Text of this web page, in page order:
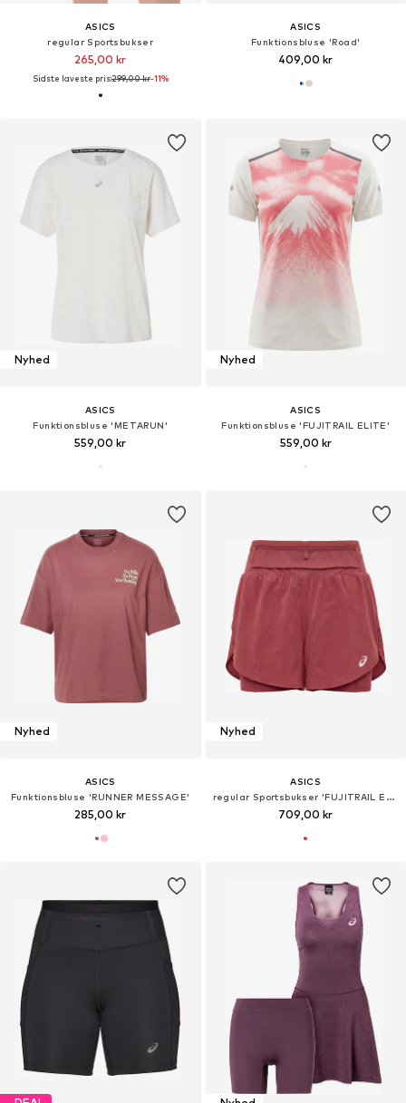
ASICS
regular Sportsbukser
265,00 kr
Sidste laveste pris:299,00 kr-11%
ASICS
Funktionsbluse 'Road'
409,00 kr
Nyhed
ASICS
Funktionsbluse 'METARUN'
559,00 kr
Nyhed
ASICS
Funktionsbluse 'FUJITRAIL ELITE'
559,00 kr
Nyhed
ASICS
Funktionsbluse 'RUNNER MESSAGE'
285,00 kr
Nyhed
ASICS
regular Sportsbukser 'FUJITRAIL ELITE'
709,00 kr